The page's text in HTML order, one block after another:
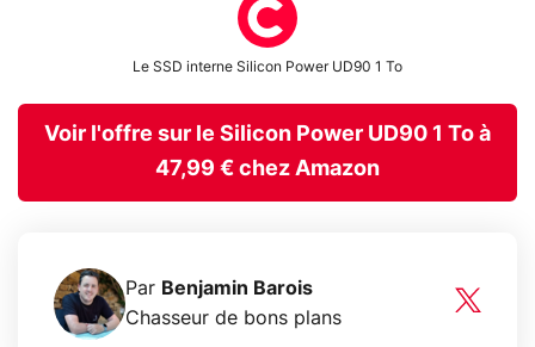
Le SSD interne Silicon Power UD90 1 To
Voir l'offre sur le Silicon Power UD90 1 To à
47,99 € chez Amazon
Par Benjamin Barois
Chasseur de bons plans